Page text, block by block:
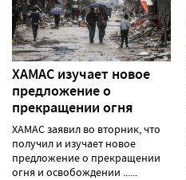
ХАМАС изучает новое
предложение о
прекращении огня
ХАМАС заявил во вторник, что
получил и изучает новое
предложение о прекращении
огня и освобождении ......